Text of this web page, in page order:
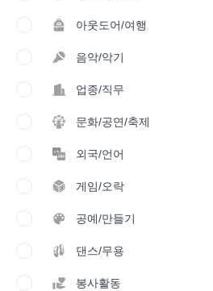
아웃도어/여행
음악/악기
업종/직무
문화/공연/축제
외국/언어
게임/오락
공예/만들기
댄스/무용
봉사활동